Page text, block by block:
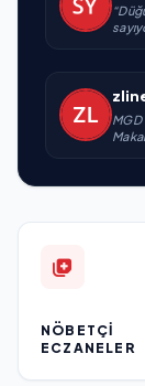
MGD
NÖBETÇI
ECZANELER